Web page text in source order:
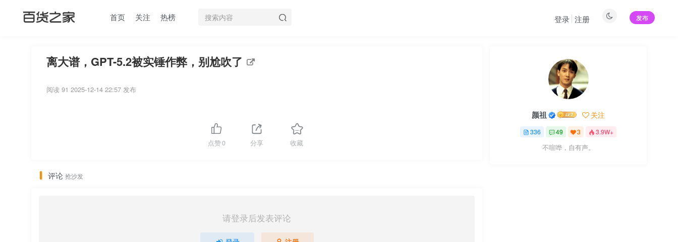
首页 关注 热榜 发布
登录 注册
离大谱，GPT-5.2被实锤作弊，别尬吹了
阅读 91 2025-12-14 22:57 发布
点赞0 分享 收藏
评论 抢沙发
请登录后发表评论
颜祖 关注
336 49 3 3.9W+
不喧哗，自有声。